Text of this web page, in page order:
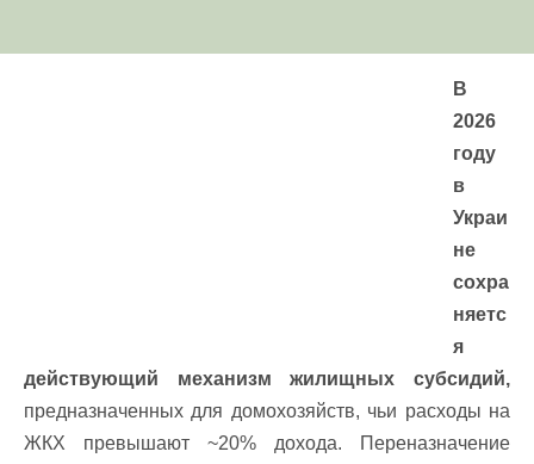
В
2026
году
в
Украи
не
сохра
няетс
я
действующий механизм жилищных субсидий,
предназначенных для домохозяйств, чьи расходы на
ЖКХ превышают ~20% дохода. Переназначение